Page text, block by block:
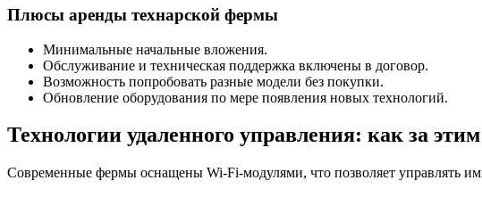
Плюсы аренды технарской фермы
Минимальные начальные вложения.
Обслуживание и техническая поддержка включены в договор.
Возможность попробовать разные модели без покупки.
Обновление оборудования по мере появления новых технологий.
Технологии удаленного управления: как за
Современные фермы оснащены Wi-Fi-модулями, что позволяет управлять